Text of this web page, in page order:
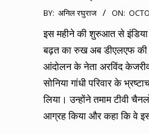
2012-
BY: अनिल रघुराज ON:
इस महीने की शुरुआत से
बढ़त का रुख अब डीएलएफ की
आंदोलन के नेता अरविंद
सोनिया गांधी परिवार के
लिया। उन्होंने तमाम टीवी
आग्रह किया और कहा कि वे